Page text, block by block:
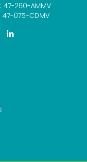
47-260-AMMV
47-075-CDMV